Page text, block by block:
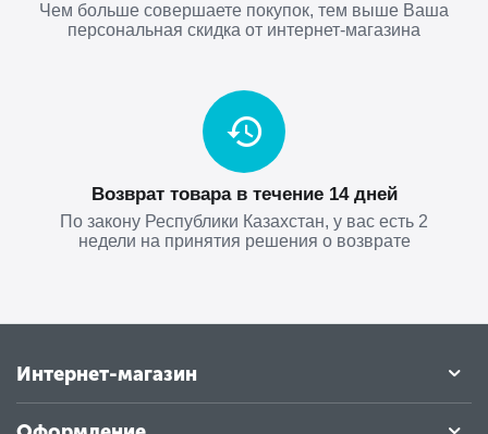
Чем больше совершаете покупок, тем выше Ваша
персональная скидка от интернет-магазина
Возврат товара в течение 14 дней
По закону Республики Казахстан, у вас есть 2
недели на принятия решения о возврате
Интернет-магазин